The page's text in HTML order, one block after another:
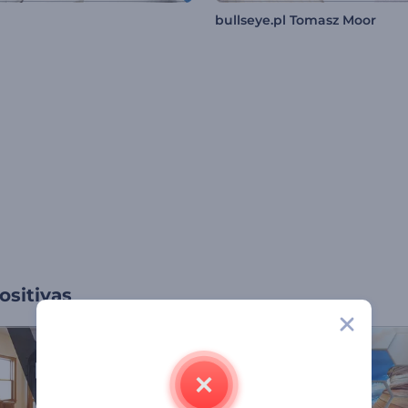
bullseye.pl Tomasz Moor